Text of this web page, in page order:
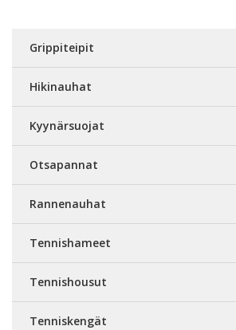
Grippiteipit
Hikinauhat
Kyynärsuojat
Otsapannat
Rannenauhat
Tennishameet
Tennishousut
Tenniskengät